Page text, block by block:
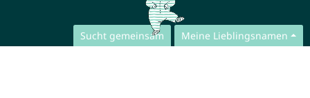
Sucht gemeinsam Meine Lieblingsnamen